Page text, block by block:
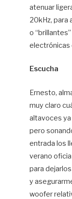
atenuar
20kHz, para
o
electrónicas
Escucha
Ernesto,
muy claro
altavoces
pero
entrada los
verano
para
y
woofer